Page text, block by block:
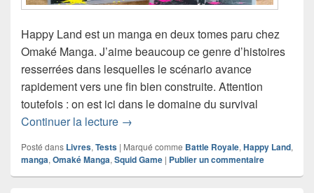
Happy Land est un manga en deux tomes paru chez
Omaké Manga. J’aime beaucoup ce genre d’histoires
resserrées dans lesquelles le scénario avance
rapidement vers une fin bien construite. Attention
toutefois : on est ici dans le domaine du survival
Continuer la lecture Happy Land – un Squid Game version
→
Posté dans Livres, Tests | Marqué comme Battle Royale, Happy Land,
manga, Omaké Manga, Squid Game | Publier un commentaire